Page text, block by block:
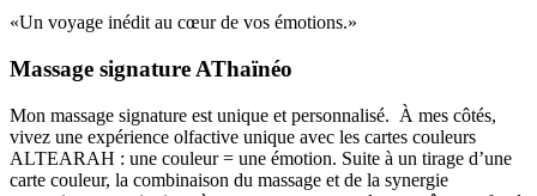
«Un voyage inédit au cœur de vos émotions.»
Massage signature AThaïnéo
Mon massage signature est unique et personnalisé. À mes côtés,
vivez une expérience olfactive unique avec les cartes couleurs
ALTEARAH : une couleur = une émotion. Suite à un tirage d’une
carte couleur, la combinaison du massage et de la synergie